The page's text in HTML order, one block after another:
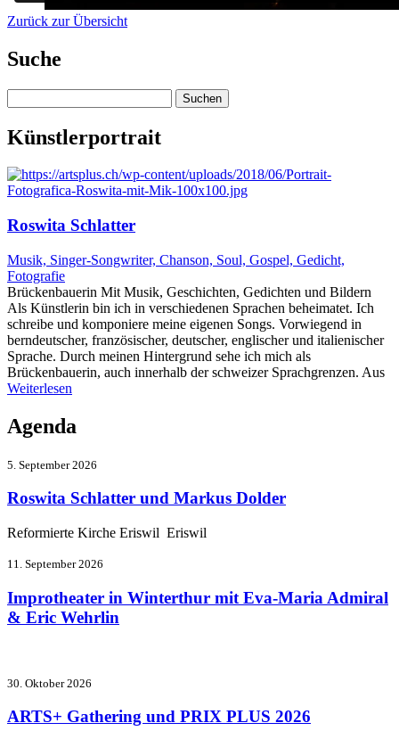
Zurück zur Übersicht
Suche
nach:
Künstlerportrait
Roswita Schlatter
Musik, Singer-Songwriter, Chanson, Soul, Gospel, Gedicht,
Fotografie
Brückenbauerin Mit Musik, Geschichten, Gedichten und Bildern
Als Künstlerin bin ich in verschiedenen Sprachen beheimatet. Ich
schreibe und komponiere meine eigenen Songs. Vorwiegend in
berndeutscher, französischer, deutscher, englischer und italienischer
Sprache. Durch meinen Hintergrund sehe ich mich als
Brückenbauerin, auch innerhalb der schweizer Sprachgrenzen. Aus
Weiterlesen
Agenda
5. September 2026
Roswita Schlatter und Markus Dolder
Reformierte Kirche Eriswil Eriswil
11. September 2026
Improtheater in Winterthur mit Eva-Maria Admiral
& Eric Wehrlin
30. Oktober 2026
ARTS+ Gathering und PRIX PLUS 2026